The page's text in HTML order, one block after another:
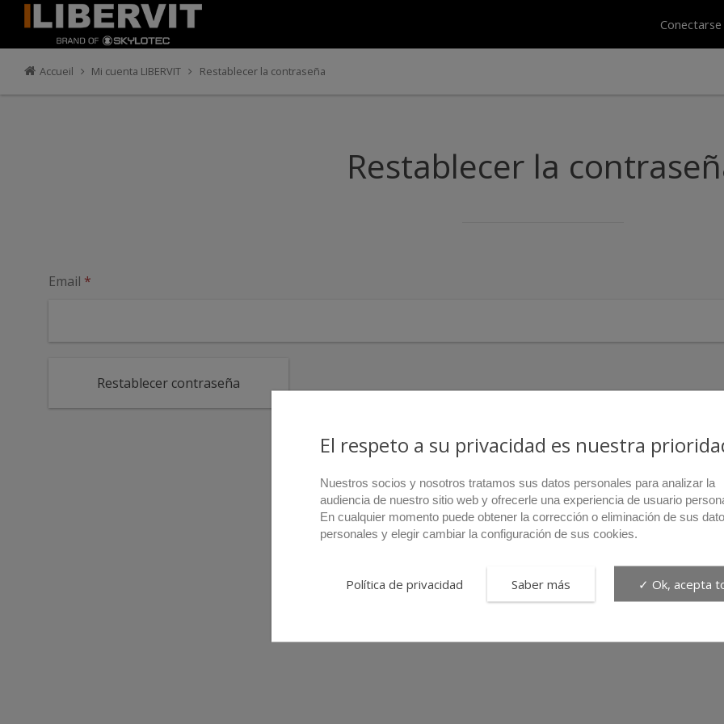
Conectarse
Accueil Mi cuenta LIBERVIT Restablecer la contraseña
Restablecer la
Email *
El respeto a su privacidad es nuestra
Nuestros socios y nosotros tratamos sus datos personales para analizar la
audiencia de nuestro sitio web y ofrecerle una experiencia de usuario
En cualquier momento puede obtener la corrección o eliminación de sus
personales y elegir cambiar la configuración de sus cookies.
Política de privacidad Saber más ✓ Ok, acepta